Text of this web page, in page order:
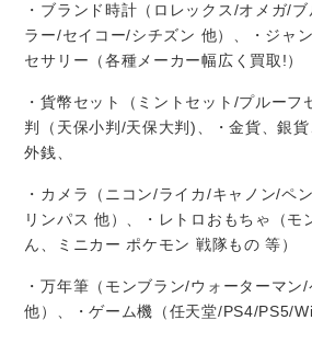
・ブランド時計（ロレックス/オメガ/
ラー/セイコー/シチズン 他）、・ジャ
セサリー（各種メーカー幅広く買取!）
・貨幣セット（ミントセット/プルーフ
判（天保小判/天保大判)、・金貨、銀
外銭、
・カメラ（ニコン/ライカ/キャノン/ペ
リンパス 他）、・レトロおもちゃ（モ
ん、ミニカー ポケモン 戦隊もの 等）
・万年筆（モンブラン/ウォーターマン
他）、・ゲーム機（任天堂/PS4/PS5/